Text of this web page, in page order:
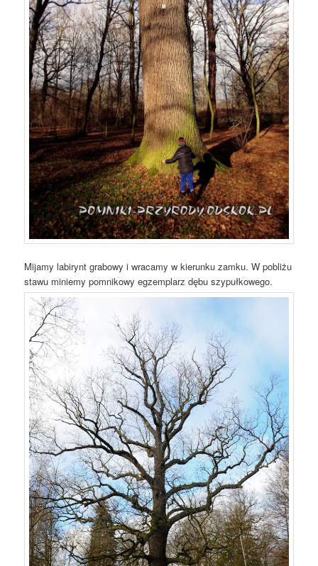
Mijamy labirynt grabowy i wracamy w kierunku zamku. W pobliżu
stawu miniemy pomnikowy egzemplarz dębu szypułkowego.